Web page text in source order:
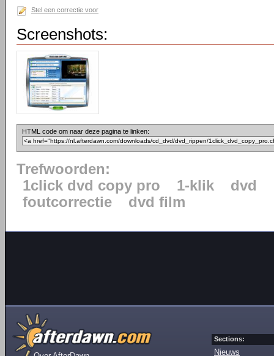
Stel een correctie voor
Screenshots:
HTML code om naar deze pagina te linken:
Trefwoorden:
1click dvd copy pro
1-klik dvd
foutcorrectie
dvd film
Sections:
Nieuws